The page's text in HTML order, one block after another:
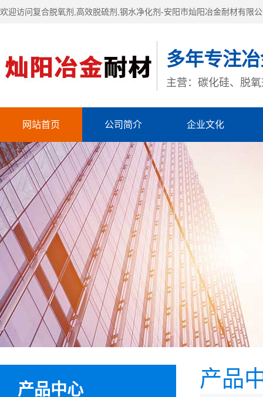
欢迎访问复合脱氧剂,高效脱硫剂,钢水净化剂-安阳市灿阳冶金耐材有限
多年专注
主营：碳化硅、脱
网站首页 公司简介 企业文化
产品中心 产品